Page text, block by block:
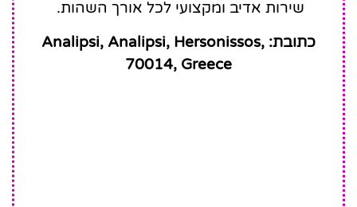
שירות אדיב ומקצועי לכל אורך השהות.
כתובת: Analipsi, Analipsi, Hersonissos,
70014, Greece